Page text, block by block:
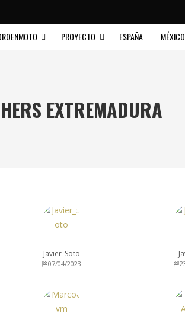
PROYECTO ESPAÑA MÉXICO
EXTREMADURA
Javier_Soto
🏁07/04/2023